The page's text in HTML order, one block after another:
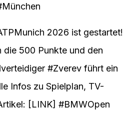
2026 ist gestartet!
die 500 Punkte und den
#Zverev führt ein
Infos zu Spielplan, TV-
[LINK] #BMWOpen